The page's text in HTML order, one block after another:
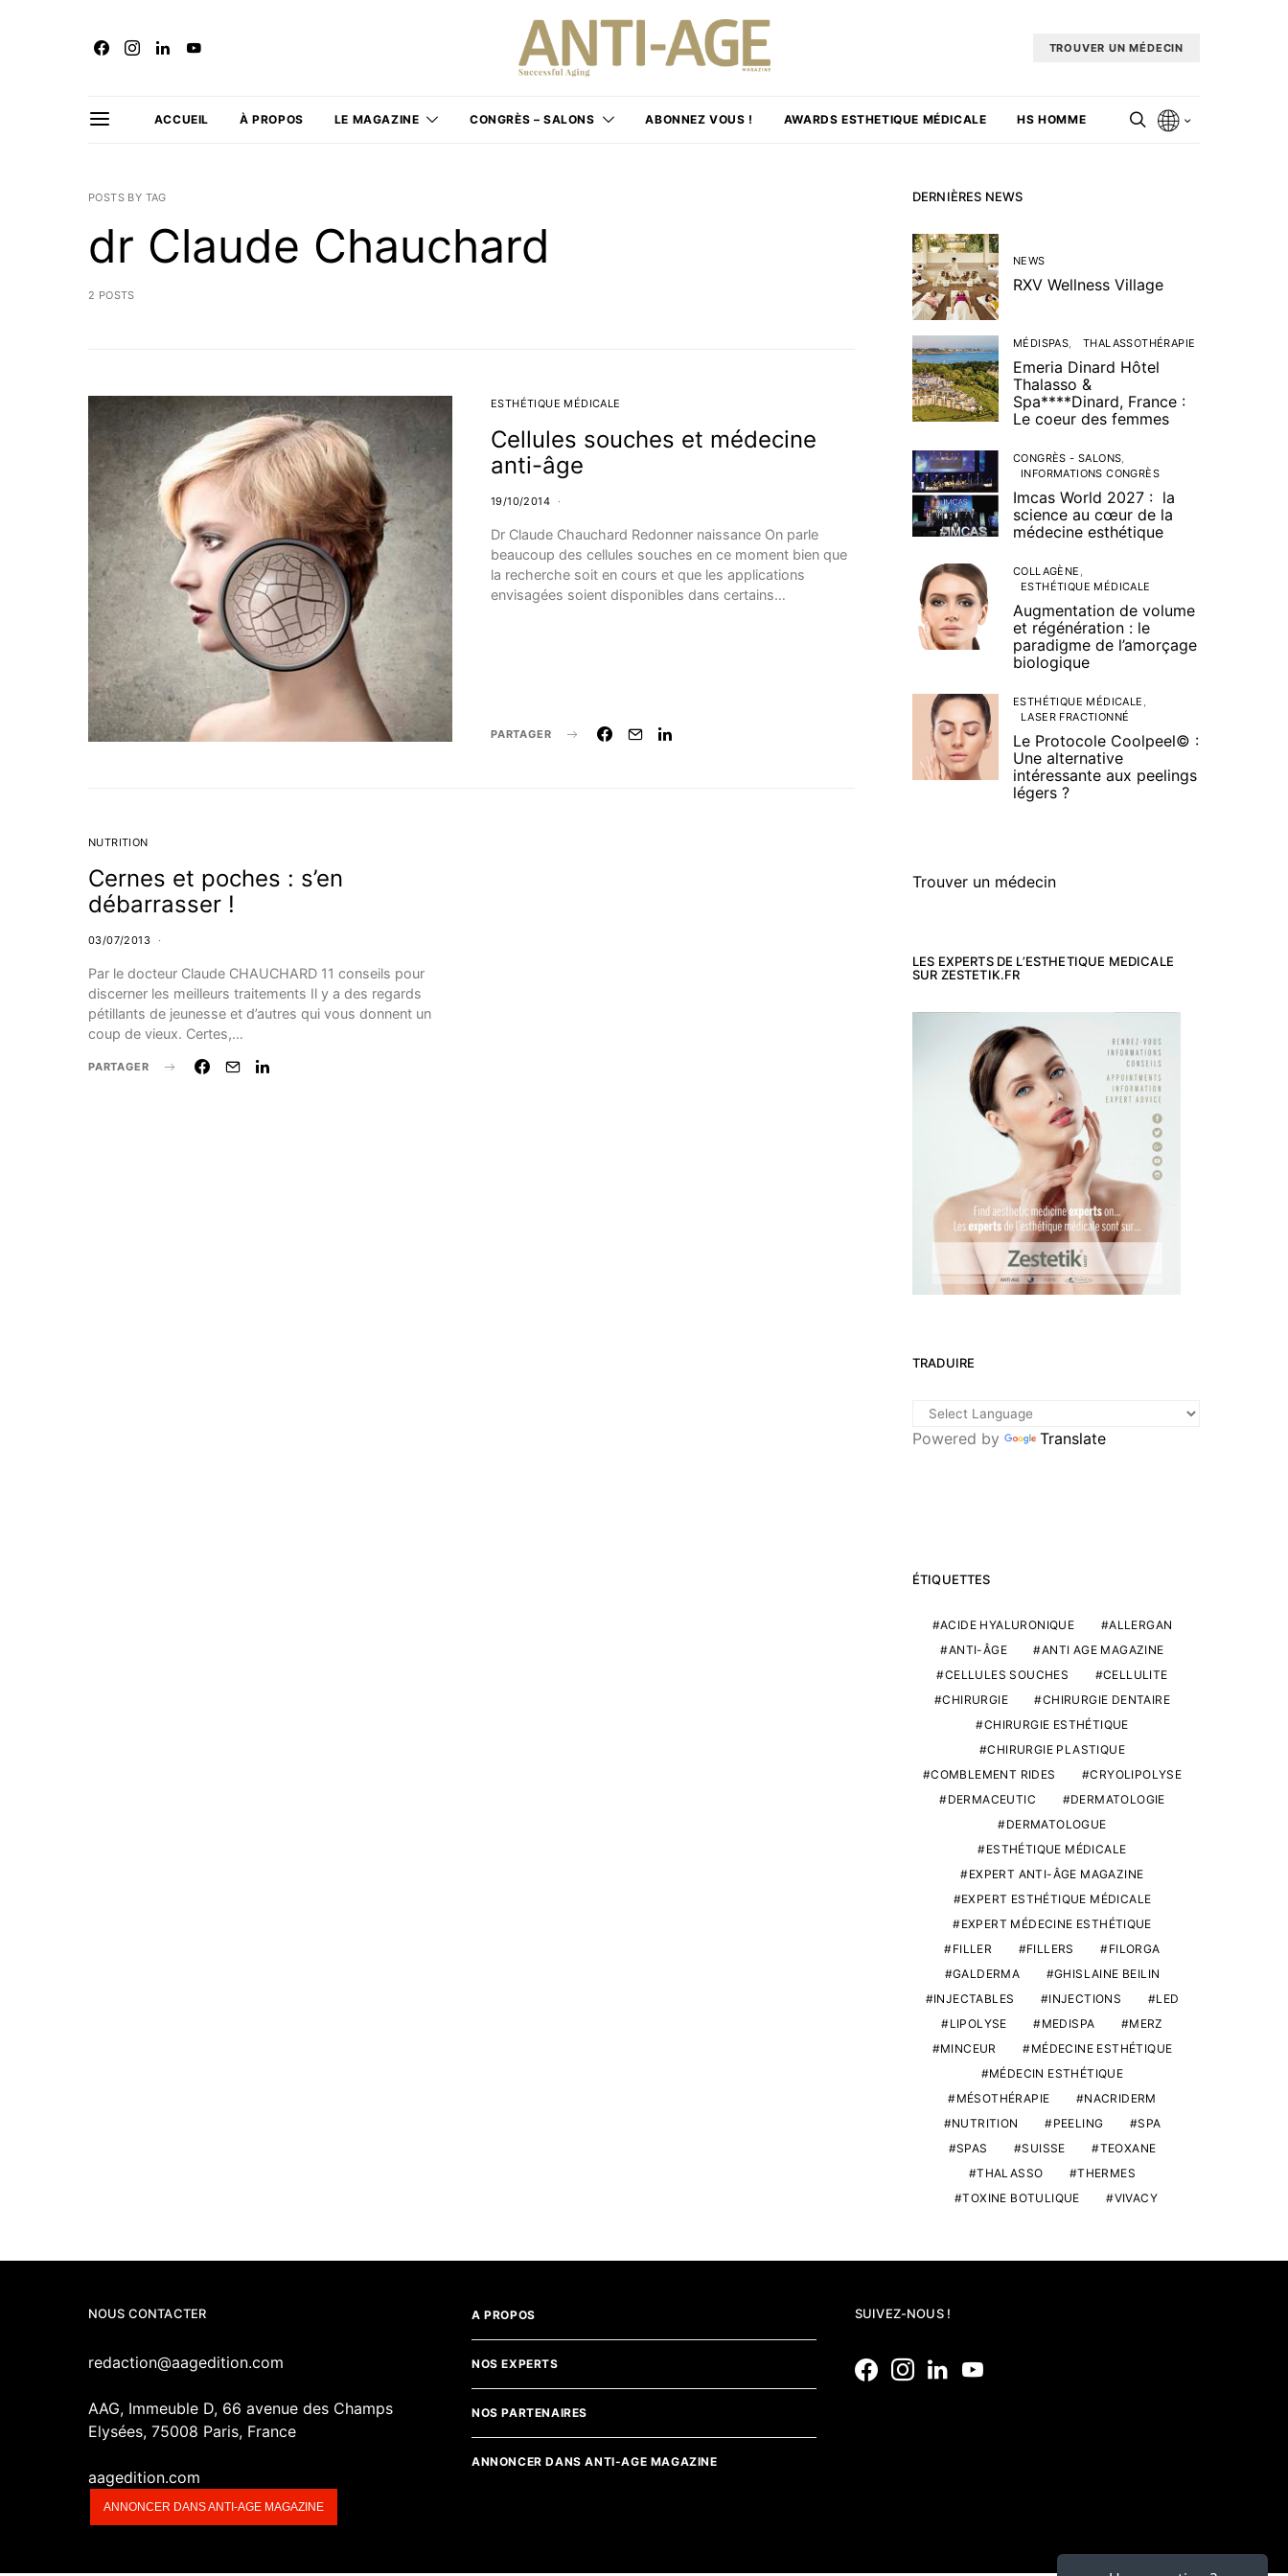
TROUVER UN MÉDECIN
ACCUEIL À PROPOS LE MAGAZINE CONGRÈS – SALONS ABONNEZ VOUS ! AWARDS ESTHETIQUE MÉDICALE HS HOMME
POSTS BY TAG
dr Claude Chauchard
2 POSTS
ESTHÉTIQUE MÉDICALE
Cellules souches et médecine
anti-âge
19/10/2014
Dr Claude Chauchard Redonner naissance On parle
beaucoup des cellules souches en ce moment bien que
la recherche soit en cours et que les applications
envisagées soient disponibles dans certains…
PARTAGER
NUTRITION
Cernes et poches : s’en
débarrasser !
03/07/2013
Par le docteur Claude CHAUCHARD 11 conseils pour
discerner les meilleurs traitements Il y a des regards
pétillants de jeunesse et d’autres qui vous donnent un
coup de vieux. Certes,…
PARTAGER
DERNIÈRES NEWS
NEWS
RXV Wellness Village
MÉDISPAS THALASSOTHÉRAPIE
Emeria Dinard Hôtel
Thalasso &
Spa****Dinard, France :
Le coeur des femmes
CONGRÈS - SALONS
INFORMATIONS CONGRÈS
Imcas World 2027 : la
science au cœur de la
médecine esthétique
COLLAGÈNE
ESTHÉTIQUE MÉDICALE
Augmentation de volume
et régénération : le
paradigme de l’amorçage
biologique
ESTHÉTIQUE MÉDICALE
LASER FRACTIONNÉ
Le Protocole Coolpeel© :
Une alternative
intéressante aux peelings
légers ?
Trouver un médecin
LES EXPERTS DE L’ESTHETIQUE MEDICALE
SUR ZESTETIK.FR
TRADUIRE
Powered by Translate
ÉTIQUETTES
ACIDE HYALURONIQUE
ALLERGAN
ANTI-ÂGE
ANTI AGE MAGAZINE
CELLULES SOUCHES
CELLULITE
CHIRURGIE
CHIRURGIE DENTAIRE
CHIRURGIE ESTHÉTIQUE
CHIRURGIE PLASTIQUE
COMBLEMENT RIDES
CRYOLIPOLYSE
DERMACEUTIC
DERMATOLOGIE
DERMATOLOGUE
ESTHÉTIQUE MÉDICALE
EXPERT ANTI-ÂGE MAGAZINE
EXPERT ESTHÉTIQUE MÉDICALE
EXPERT MÉDECINE ESTHÉTIQUE
FILLER
FILLERS
FILORGA
GALDERMA
GHISLAINE BEILIN
INJECTABLES
INJECTIONS
LED
LIPOLYSE
MEDISPA
MERZ
MINCEUR
MÉDECINE ESTHÉTIQUE
MÉDECIN ESTHÉTIQUE
MÉSOTHÉRAPIE
NACRIDERM
NUTRITION
PEELING
SPA
SPAS
SUISSE
TEOXANE
THALASSO
THERMES
TOXINE BOTULIQUE
VIVACY
NOUS CONTACTER
redaction@aagedition.com
AAG, Immeuble D, 66 avenue des Champs
Elysées, 75008 Paris, France
aagedition.com
ANNONCER DANS ANTI-AGE MAGAZINE
A PROPOS
NOS EXPERTS
NOS PARTENAIRES
ANNONCER DANS ANTI-AGE MAGAZINE
SUIVEZ-NOUS !